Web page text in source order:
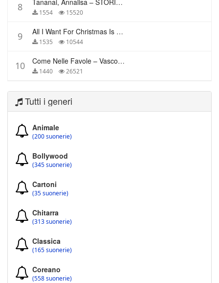
8 Tananai, Annalisa – STORIE BREVI
1554 15520
9 All I Want For Christmas Is You – Mariah Carey
1535 10544
10 Come Nelle Favole – Vasco Rossi
1440 26521
Tutti i generi
Animale
(200 suonerie)
Bollywood
(345 suonerie)
Cartoni
(35 suonerie)
Chitarra
(313 suonerie)
Classica
(165 suonerie)
Coreano
(558 suonerie)